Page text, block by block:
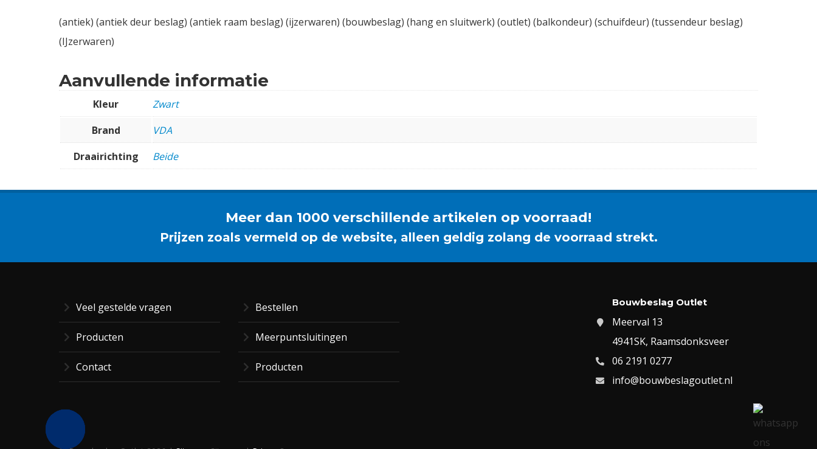
(antiek) (antiek deur beslag) (antiek raam beslag) (ijzerwaren) (bouwbeslag) (hang en sluitwerk) (outlet) (balkondeur) (schuifdeur) (tussendeur beslag)
(IJzerwaren)
Aanvullende informatie
Kleur
Zwart
Brand
VDA
Draairichting
Beide
Meer dan 1000 verschillende artikelen op voorraad!
Prijzen zoals vermeld op de website, alleen geldig zolang de voorraad strekt.
Veel gestelde vragen
Producten
Contact
Bestellen
Meerpuntsluitingen
Producten
Bouwbeslag Outlet
Meerval 13
4941SK, Raamsdonksveer
06 2191 0277
info@bouwbeslagoutlet.nl